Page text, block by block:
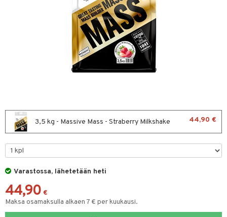
3,5 kg - Massive Mass - Straberry Milkshake 44,90 €
Varastossa, lähetetään heti
44,90 €
Maksa osamaksulla alkaen 7 € per kuukausi.
proteiini
Tabletit
parantajat